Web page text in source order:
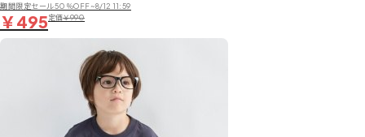
期間限定セール50％OFF~8/12 11:59
￥495定価￥990